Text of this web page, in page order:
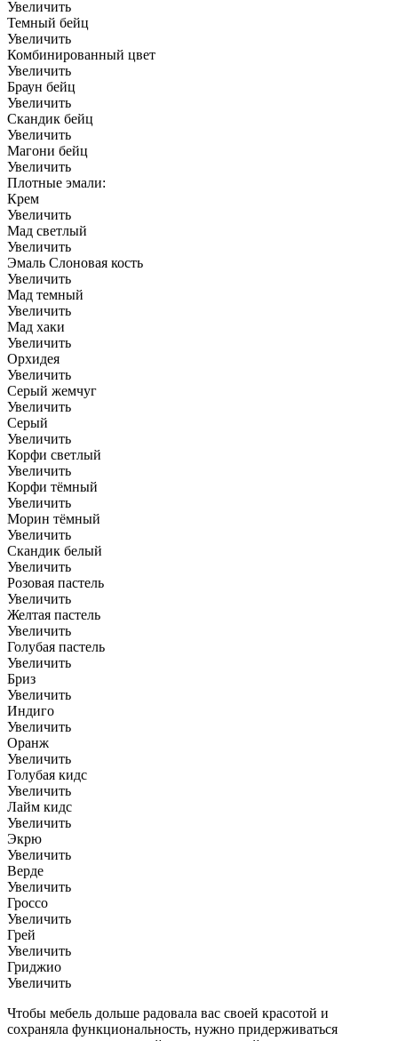
Увеличить
Темный бейц
Увеличить
Комбинированный цвет
Увеличить
Браун бейц
Увеличить
Скандик бейц
Увеличить
Магони бейц
Увеличить
Плотные эмали:
Крем
Увеличить
Мад светлый
Увеличить
Эмаль Слоновая кость
Увеличить
Мад темный
Увеличить
Мад хаки
Увеличить
Орхидея
Увеличить
Серый жемчуг
Увеличить
Серый
Увеличить
Корфи светлый
Увеличить
Корфи тёмный
Увеличить
Морин тёмный
Увеличить
Скандик белый
Увеличить
Розовая пастель
Увеличить
Желтая пастель
Увеличить
Голубая пастель
Увеличить
Бриз
Увеличить
Индиго
Увеличить
Оранж
Увеличить
Голубая кидс
Увеличить
Лайм кидс
Увеличить
Экрю
Увеличить
Верде
Увеличить
Гроссо
Увеличить
Грей
Увеличить
Гриджио
Увеличить
Чтобы мебель дольше радовала вас своей красотой и
сохраняла функциональность, нужно придерживаться